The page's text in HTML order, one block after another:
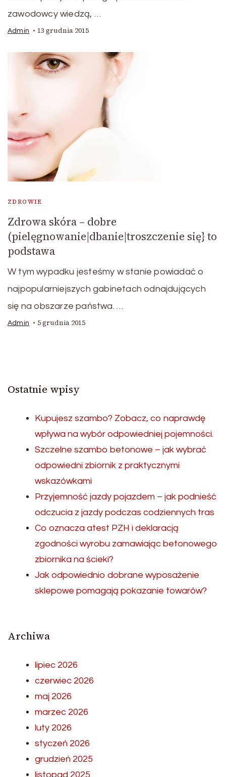
zawodowcy wiedzą, …
Admin 13 grudnia 2015
ZDROWIE
Zdrowa skóra – dobre
(pielęgnowanie|dbanie|troszczenie się} to
podstawa
W tym wypadku jesteśmy w stanie powiadać o
najpopularniejszych gabinetach odnajdujących
się na obszarze państwa. …
Admin 5 grudnia 2015
Ostatnie wpisy
Kupujesz szambo? Zobacz, co naprawdę
wpływa na wybór odpowiedniej pojemności.
Szczelne szambo betonowe – jak wybrać
odpowiedni zbiornik z praktycznymi
wskazówkami
Przyjemność jazdy pojazdem – jak podnieść
odczucia z jazdy podczas codziennych tras
Co oznacza atest PZH i deklaracją
zgodności wyrobu zamawiając betonowego
zbiornika na ścieki?
Jak odpowiednio dobrane wyposażenie
sklepowe pomagają pokazanie towarów?
Archiwa
lipiec 2026
czerwiec 2026
maj 2026
marzec 2026
luty 2026
styczeń 2026
grudzień 2025
listopad 2025